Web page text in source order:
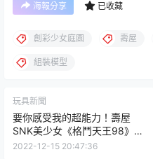
海報分享 已收藏
創彩少女庭園 壽屋
組裝模型
玩具新聞
要你感受我的超能力！壽屋
SNK美少女《格鬥天王98》麻
宮雅典娜
2022-12-15 20:47:36